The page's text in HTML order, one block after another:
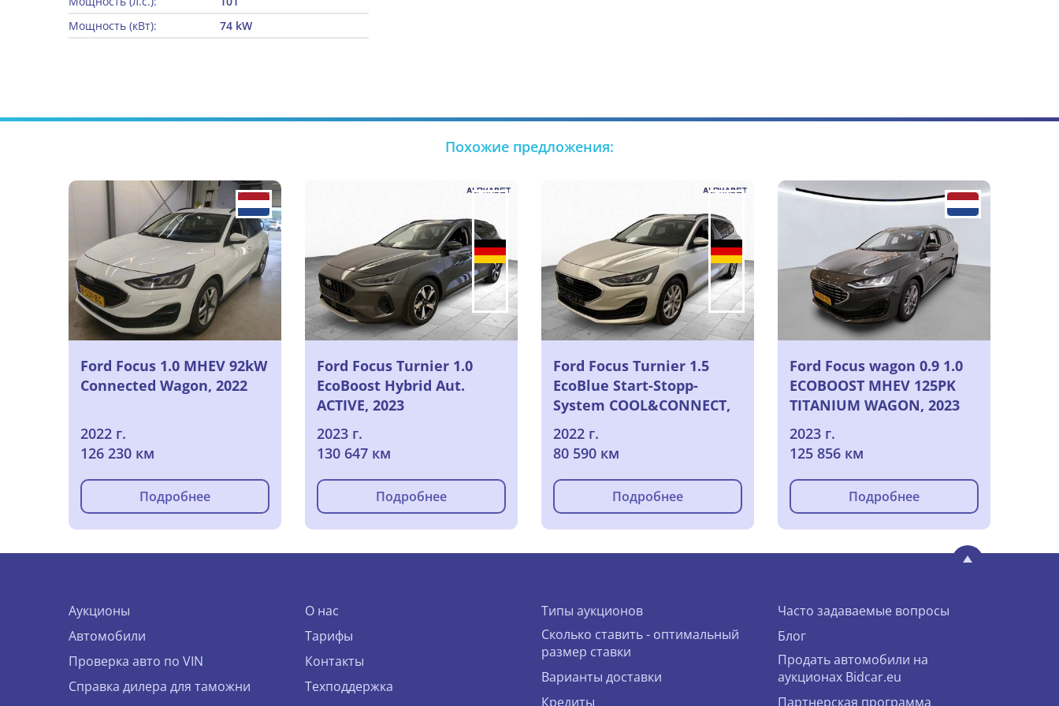
Мощность (кВт):
74 kW
Похожие предложения:
Ford Focus 1.0 MHEV 92kW
Connected Wagon, 2022
2022 г.
126 230 км
Подробнее
Ford Focus Turnier 1.0
EcoBoost Hybrid Aut.
ACTIVE, 2023
2023 г.
130 647 км
Подробнее
Ford Focus Turnier 1.5
EcoBlue Start-Stopp-
System COOL&CONNECT,
2022
2022 г.
80 590 км
Подробнее
Ford Focus wagon 0.9 1.0
ECOBOOST MHEV 125PK
TITANIUM WAGON, 2023
2023 г.
125 856 км
Подробнее
Аукционы
Автомобили
Проверка авто по VIN
Справка дилера для таможни
О нас
Тарифы
Контакты
Техподдержка
Типы аукционов
Сколько ставить - оптимальный
размер ставки
Варианты доставки
Кредиты
Часто задаваемые вопросы
Блог
Продать автомобили на
аукционах Bidcar.eu
Партнерская программа